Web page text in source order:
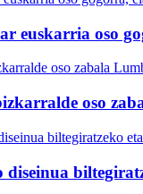
euskarria oso
oso
diseinua